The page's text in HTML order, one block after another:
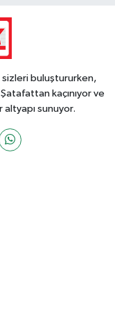
buluştururken,
kaçınıyor ve
sunuyor.